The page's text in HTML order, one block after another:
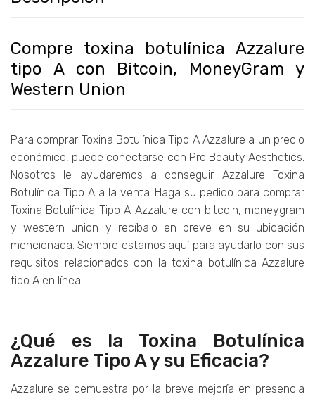
Compre toxina botulínica Azzalure
tipo A con Bitcoin, MoneyGram y
Western Union
Para comprar Toxina Botulínica Tipo A Azzalure a un precio
económico, puede conectarse con Pro Beauty Aesthetics.
Nosotros le ayudaremos a conseguir Azzalure Toxina
Botulínica Tipo A a la venta. Haga su pedido para comprar
Toxina Botulínica Tipo A Azzalure con bitcoin, moneygram
y western union y recíbalo en breve en su ubicación
mencionada. Siempre estamos aquí para ayudarlo con sus
requisitos relacionados con la toxina botulínica Azzalure
tipo A en línea.
¿Qué es la Toxina Botulínica
Azzalure Tipo A y su Eficacia?
Azzalure se demuestra por la breve mejoría en presencia